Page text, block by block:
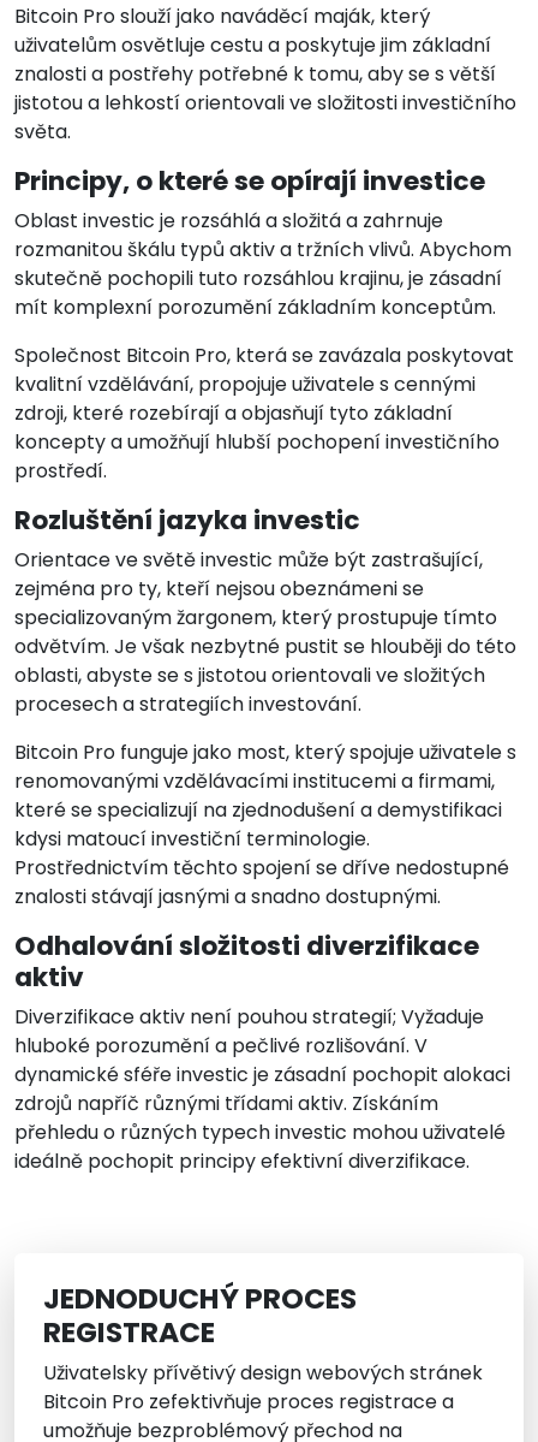
Bitcoin Pro slouží jako naváděcí maják, který
uživatelům osvětluje cestu a poskytuje jim základní
znalosti a postřehy potřebné k tomu, aby se s větší
jistotou a lehkostí orientovali ve složitosti investičního
světa.
Principy, o které se opírají investice
Oblast investic je rozsáhlá a složitá a zahrnuje
rozmanitou škálu typů aktiv a tržních vlivů. Abychom
skutečně pochopili tuto rozsáhlou krajinu, je zásadní
mít komplexní porozumění základním konceptům.
Společnost Bitcoin Pro, která se zavázala poskytovat
kvalitní vzdělávání, propojuje uživatele s cennými
zdroji, které rozebírají a objasňují tyto základní
koncepty a umožňují hlubší pochopení investičního
prostředí.
Rozluštění jazyka investic
Orientace ve světě investic může být zastrašující,
zejména pro ty, kteří nejsou obeznámeni se
specializovaným žargonem, který prostupuje tímto
odvětvím. Je však nezbytné pustit se hlouběji do této
oblasti, abyste se s jistotou orientovali ve složitých
procesech a strategiích investování.
Bitcoin Pro funguje jako most, který spojuje uživatele s
renomovanými vzdělávacími institucemi a firmami,
které se specializují na zjednodušení a demystifikaci
kdysi matoucí investiční terminologie.
Prostřednictvím těchto spojení se dříve nedostupné
znalosti stávají jasnými a snadno dostupnými.
Odhalování složitosti diverzifikace
aktiv
Diverzifikace aktiv není pouhou strategií; Vyžaduje
hluboké porozumění a pečlivé rozlišování. V
dynamické sféře investic je zásadní pochopit alokaci
zdrojů napříč různými třídami aktiv. Získáním
přehledu o různých typech investic mohou uživatelé
ideálně pochopit principy efektivní diverzifikace.
JEDNODUCHÝ PROCES
REGISTRACE
Uživatelsky přívětivý design webových stránek
Bitcoin Pro zefektivňuje proces registrace a
umožňuje bezproblémový přechod na